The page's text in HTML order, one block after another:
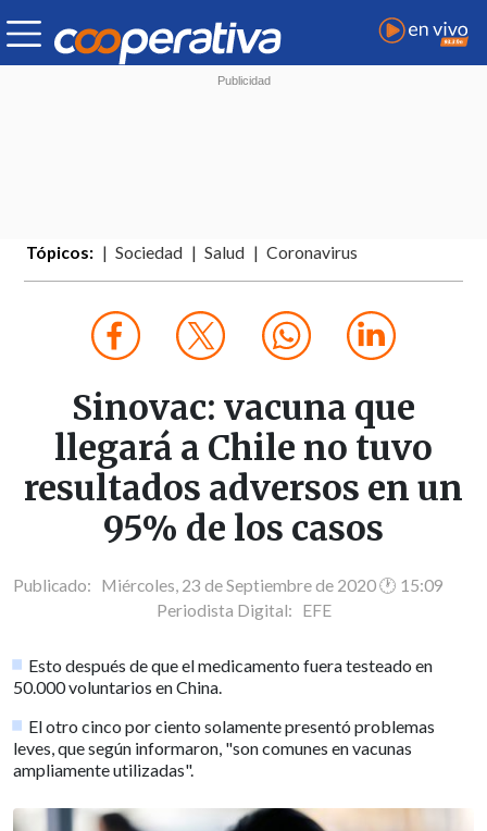
Tópicos: Sociedad Salud Coronavirus
Sinovac: vacuna que
llegará a Chile no tuvo
resultados adversos en un
95% de los casos
Publicado: Miércoles, 23 de Septiembre de 2020 🕐 15:09
Periodista Digital: EFE
Esto después de que el medicamento fuera testeado en
50.000 voluntarios en China.
El otro cinco por ciento solamente presentó problemas
leves, que según informaron, "son comunes en vacunas
ampliamente utilizadas".